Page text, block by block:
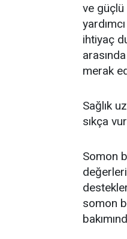
ve güçlü
ihtiyaç
merak
Sağlık
sıkça
Somon
somon